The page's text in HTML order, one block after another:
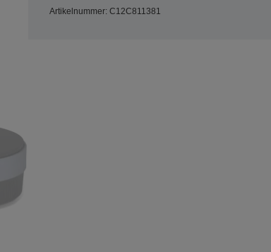
Artikelnummer: C12C811381